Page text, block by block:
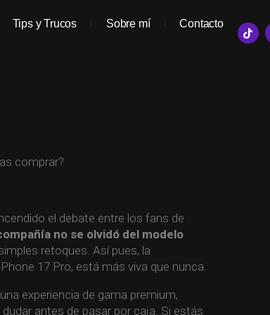
Tips y Trucos Sobre mí Contacto
T
i
k
comprar?
el debate entre los fans de
no se olvidó del modelo
retoques. Así pues, la
17 Pro, está más viva que nunca.
experiencia de gama premium,
antes de pasar por caja. Si estás